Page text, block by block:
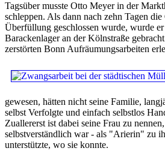
Tagsüber musste Otto Meyer in der
schleppen. Als dann nach zehn Tagen
Überfüllung geschlossen wurde, wurde
Barackenlager an der Kölnstraße
zerstörten Bonn Aufräumungsarbeiten
gewesen, hätten nicht seine Familie,
selbst Verfolgte und einfach selbstlos
Zuallererst ist dabei seine Frau zu
selbstverständlich war - als "Arierin" zu
unterstützte, wo sie konnte.